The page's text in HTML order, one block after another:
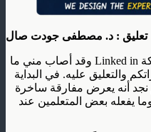
تعليق : د. مصطفى جودت صال
صادفت الكاريكاتير السابق على شبكة Linked in وقد أصاب مني ما
والتعليق عليه. في البداية
نجد أنه يعرض مفارقة ساخرة
يفعله بعض المتعلمين عند